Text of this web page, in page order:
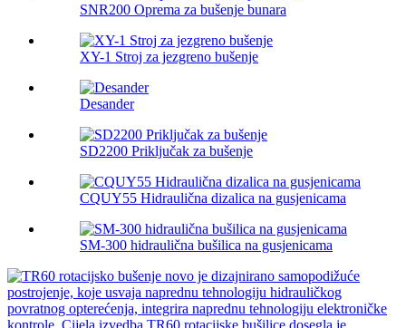
SNR200 Oprema za bušenje bunara
XY-1 Stroj za jezgreno bušenje
Desander
SD2200 Priključak za bušenje
CQUY55 Hidraulična dizalica na gusjenicama
SM-300 hidraulična bušilica na gusjenicama